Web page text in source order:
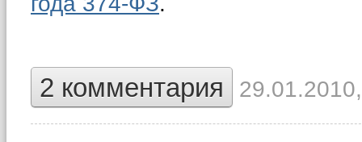
2 комментария